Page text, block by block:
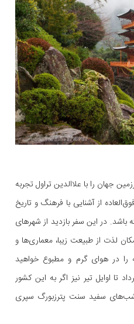
جهان را با علاالدین تراول تجربه
از آشنایی با فرهنگ و تاریخ
باشد. در این سفر بازدید از شهرهای
لذت از طبیعت زیبا، معماری‌ها و
در هوای گرم و مطبوع خواهید
تا اوایل تیر نیز اگر به این کشور
سفید سنت پترزبورگ سپری